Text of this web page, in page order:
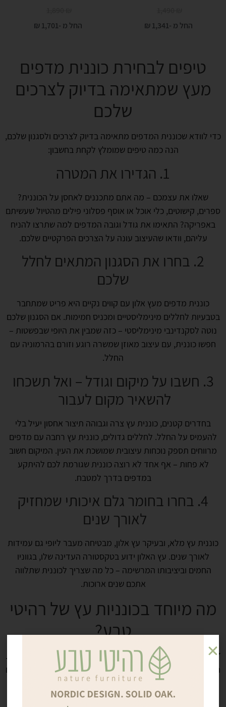
החל מ -
₪ 1,341
החל מ -
₪ 1,701
טיפים לבחירת כוננית מדפים
מעץ שמתאימה בדיוק לצרכים
שלכם
כדי לוודא שכוננית המדפים מתאימה בדיוק לצרכים ולסגנון שלכם,
הנה כמה טיפים שמומלץ לקחת בחשבון:
1. הגדירו את המטרה
שאלו את עצמכם – מה אתם מתכננים לאחסן על הכוננית?
ספרים, קישוטים, כלי אוכל או אוסף פסלוני פילים מהטיול שעשיתם
באפריקה? התאימו את גודל וגובה המדפים למה שתרצו להניח
עליהם, וודאו שהעיצוב עונה על הצרכים הפרקטיים שלכם.
2. בחרו את הסגנון המתאים לחלל
שלכם
כוננית מדפים מעץ אלון עם קווים נקיים היא פריט שמתחבר
בטבעיות לחללים מינימליסטיים ומכניס חמימות. אם הסגנון שלכם
נוטה לסקנדינבי מינימליסטי – כזה שמבין את היופי שבפשטות –
חפשו כוננית, עם עיצוב מאוזן שמשרה רוגע וזורם בהרמוניה עם
החלל.
3. חשבו על מיקום וגודל – ואל תשכחו
להשאיר מקום לעבור
בחדרים קטנים, כוננית עץ צרה וגבוהה תיצור אחסון יעיל בלי
להעמיס על החלל. לחללים גדולים, כוננית עץ רחבה עם מדפים
מרווחים תספק נוכחות עיצובית שמושכת את העין. המיקום חשוב
לא פחות – אף אחד לא רוצה כוננית שגורמת לכם להיתקע
במדפים בדרך למטבח.
4. בחרו בחומר גלם איכותי שמחזיק
לאורך שנים
כוננית עץ מלא, ובעיקר עץ אלון, מבטיחה מעבר ליופי גם עמידות
לאורך שנים. עץ האלון ידוע בטקסטורה העדינה שלו, בגווניו
החמים וביציבותו המרשימה – כל מה שצריך לכוננית שתלווה
אתכם שנים ארוכות.
מה מיוחד בכונניות עץ של רהיטי
טבע?
✔ חומר הגלם – לב הסיפור:
אנחנו עובדים רק עם עץ אלון מלא.
העץ הזה, המוכר בזכות חוזקו, טקסטורת הסיבים העשירה והגוונים
החמים, משלב עמידות יוצאת דופן עם מראה טבעי ומינימליסטי
שמתאים לכל חלל.